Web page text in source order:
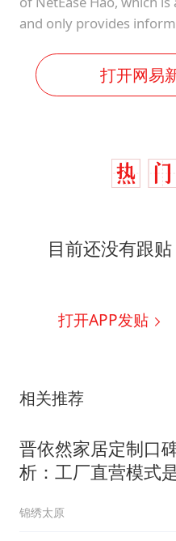
and only provides
打开网易
目前还没有跟
打开APP发贴
相关推荐
晋依然家居定制口
析：工厂直营模式
锦绣太原